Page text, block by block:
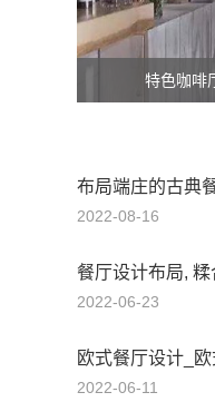
特色咖啡
布局端庄的古典
2022-08-16
餐厅设计布局,
2022-06-23
欧式餐厅设计_
2022-06-11